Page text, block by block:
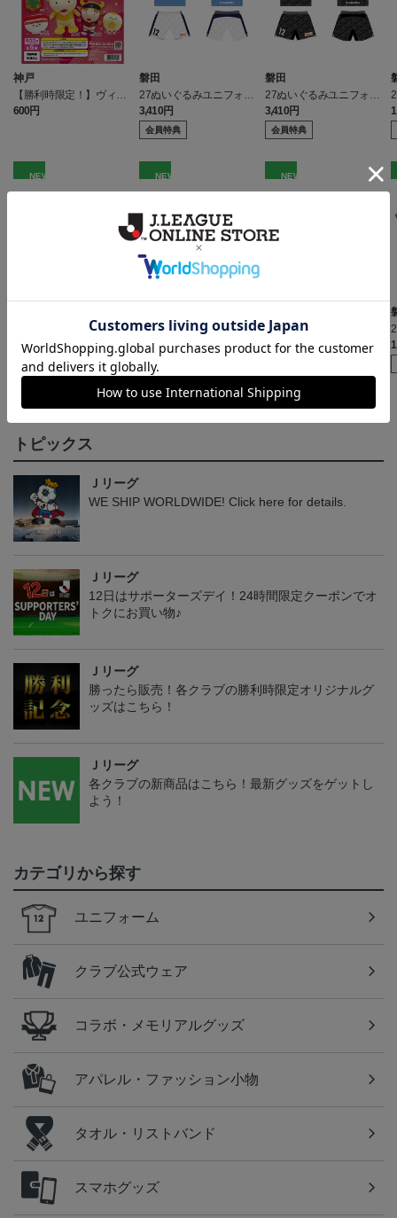
神戸
【勝利時限定！】ヴィッ
セル神戸のぬいぐるみ3
600円
NEW
【勝利時限定！】ゴール
デンだるまモーヴィぬい
ぐるみキーホルダー
1,700円
磐田
27ぬいぐるみユニフォー
ムXL
3,410円
会員特典
NEW
27ぬいぐるみユニフォー
ムXL
3,410円
会員特典
磐田
27ぬいぐるみユニフォー
ムXL
3,410円
会員特典
NEW
27ぬいぐるみユニフォー
ムL
1,650円
トピックス
Ｊリーグ
WE SHIP WORLDWIDE! Click here for details.
Ｊリーグ
12日はサポーターズデイ！24時間限定クーポンでオ
トクにお買い物♪
Ｊリーグ
勝ったら販売！各クラブの勝利時限定オリジナルグ
ッズはこちら！
Ｊリーグ
各クラブの新商品はこちら！最新グッズをゲットし
よう！
カテゴリから探す
ユニフォーム
クラブ公式ウェア
コラボ・メモリアルグッズ
アパレル・ファッション小物
タオル・リストバンド
スマホグッズ